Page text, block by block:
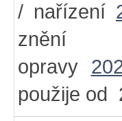
/ nařízení
znění
opravy
použije od